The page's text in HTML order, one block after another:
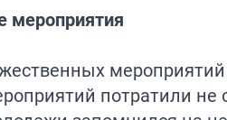
мероприятия
потратили